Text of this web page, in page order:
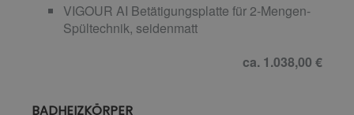
VIGOUR AI Betätigungsplatte für 2-Mengen-
Spültechnik, seidenmatt
ca. 1.038,00 €
BADHEIZKÖRPER